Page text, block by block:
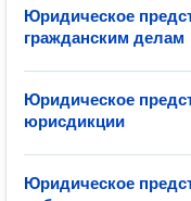
Юридическое
гражданским делам
Юридическое
юрисдикции
Юридическое